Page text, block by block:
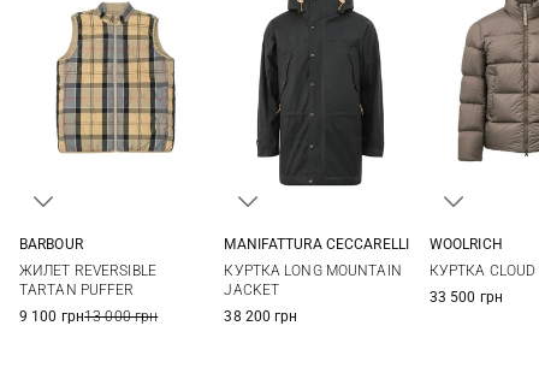
BARBOUR
ЖИЛЕТ REVERSIBLE
TARTAN PUFFER
9 100 грн13 000 грн
MANIFATTURA CECCARELLI
КУРТКА LONG MOUNTAIN
JACKET
38 200 грн
WOOLRICH
КУРТКА CLOUD
33 500 грн